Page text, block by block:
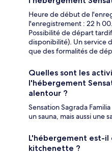
Heure de début de
l'enregistrement : 22 h
Possibilité de départ
disponibilité). Un service
que des formalités de
Quelles sont les
l'hébergement
alentour ?
Sensation Sagrada
un sauna, mais aussi une
L'hébergement est-il
kitchenette ?